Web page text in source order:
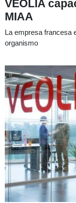
VEOLIA
MIAA
La empresa francesa
organismo